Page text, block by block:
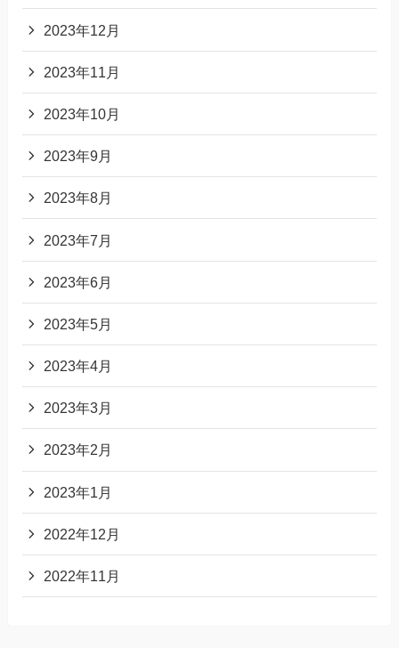
2023年12月
2023年11月
2023年10月
2023年9月
2023年8月
2023年7月
2023年6月
2023年5月
2023年4月
2023年3月
2023年2月
2023年1月
2022年12月
2022年11月